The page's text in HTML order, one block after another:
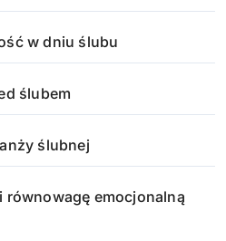
w dniu ślubu
ślubem
ślubnej
emocjonalną